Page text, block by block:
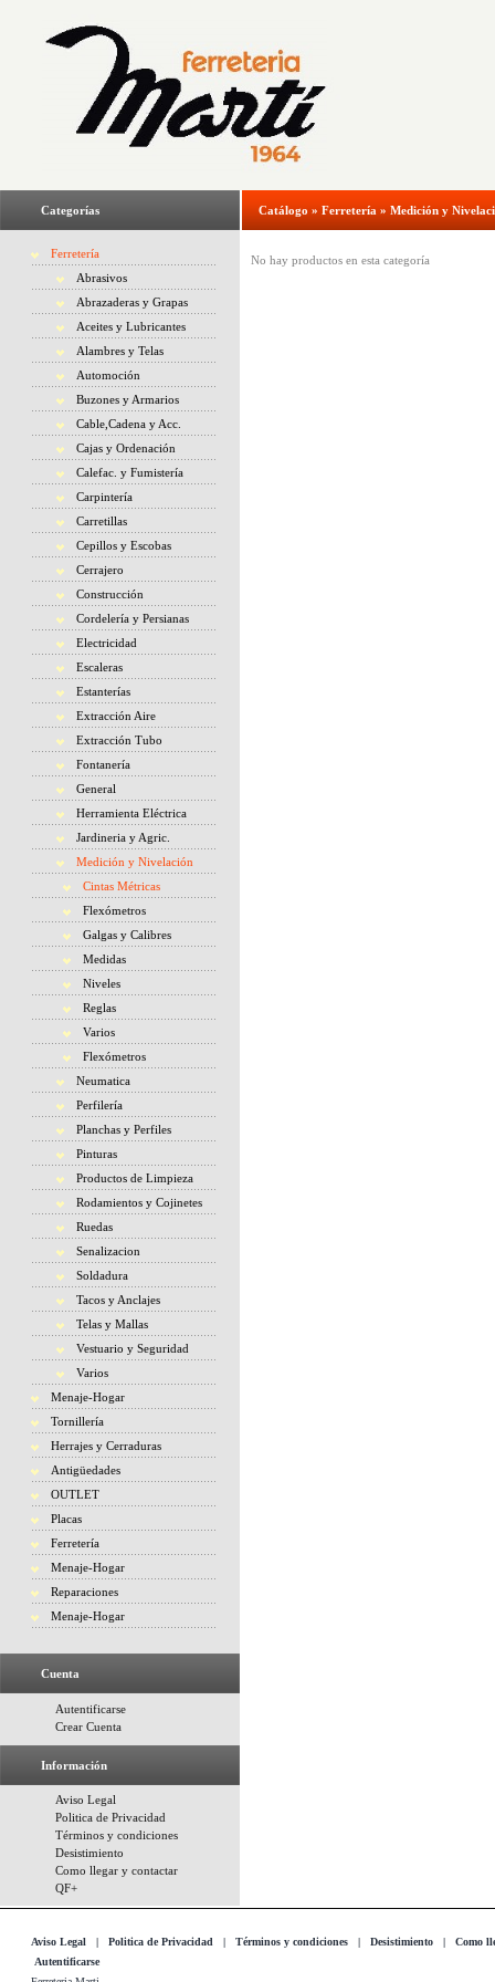
Categorías
Ferretería
Abrasivos
Abrazaderas y Grapas
Aceites y Lubricantes
Alambres y Telas
Automoción
Buzones y Armarios
Cable,Cadena y Acc.
Cajas y Ordenación
Calefac. y Fumistería
Carpintería
Carretillas
Cepillos y Escobas
Cerrajero
Construcción
Cordelería y Persianas
Electricidad
Escaleras
Estanterías
Extracción Aire
Extracción Tubo
Fontanería
General
Herramienta Eléctrica
Jardineria y Agric.
Medición y Nivelación
Cintas Métricas
Flexómetros
Galgas y Calibres
Medidas
Niveles
Reglas
Varios
Flexómetros
Neumatica
Perfilería
Planchas y Perfiles
Pinturas
Productos de Limpieza
Rodamientos y Cojinetes
Ruedas
Senalizacion
Soldadura
Tacos y Anclajes
Telas y Mallas
Vestuario y Seguridad
Varios
Menaje-Hogar
Tornillería
Herrajes y Cerraduras
Antigüedades
OUTLET
Placas
Ferretería
Menaje-Hogar
Reparaciones
Menaje-Hogar
Cuenta
Autentificarse
Crear Cuenta
Información
Aviso Legal
Politica de Privacidad
Términos y condiciones
Desistimiento
Como llegar y contactar
QF+
Catálogo » Ferretería » Medición y
No hay productos en esta categoría
Aviso Legal | Politica de Privacidad | Términos y condiciones | Desistimiento | Como
Autentificarse